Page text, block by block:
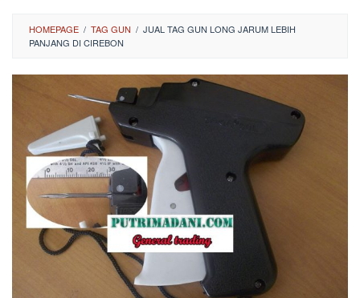
HOMEPAGE / TAG GUN / JUAL TAG GUN LONG JARUM LEBIH
PANJANG DI CIREBON